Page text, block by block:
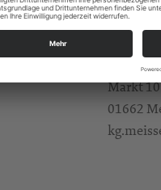
Fam.
Alle
KBG
Markt 10
01662